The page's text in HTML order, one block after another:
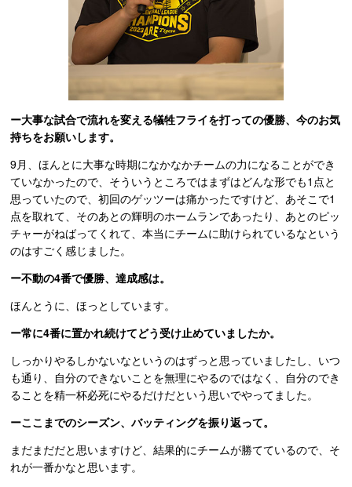
ー大事な試合で流れを変える犠牲フライを打っての優勝、今のお気
持ちをお願いします。
9月、ほんとに大事な時期になかなかチームの力になることができ
ていなかったので、そういうところではまずはどんな形でも1点と
思っていたので、初回のゲッツーは痛かったですけど、あそこで1
点を取れて、そのあとの輝明のホームランであったり、あとのピッ
チャーがねばってくれて、本当にチームに助けられているなという
のはすごく感じました。
ー不動の4番で優勝、達成感は。
ほんとうに、ほっとしています。
ー常に4番に置かれ続けてどう受け止めていましたか。
しっかりやるしかないなというのはずっと思っていましたし、いつ
も通り、自分のできないことを無理にやるのではなく、自分のでき
ることを精一杯必死にやるだけだという思いでやってました。
ーここまでのシーズン、バッティングを振り返って。
まだまだだと思いますけど、結果的にチームが勝てているので、そ
れが一番かなと思います。